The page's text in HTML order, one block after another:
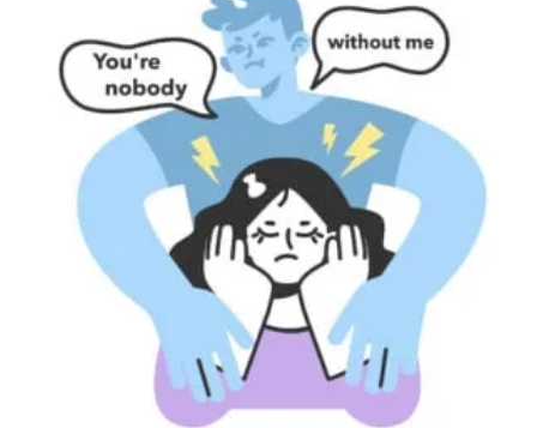
Двое людей в кафе создают дистанцию
Девушка смотрит в смартфон в ожидании сообщения